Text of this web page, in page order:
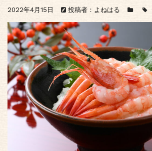
2022年4月15日 投稿者：よねはる